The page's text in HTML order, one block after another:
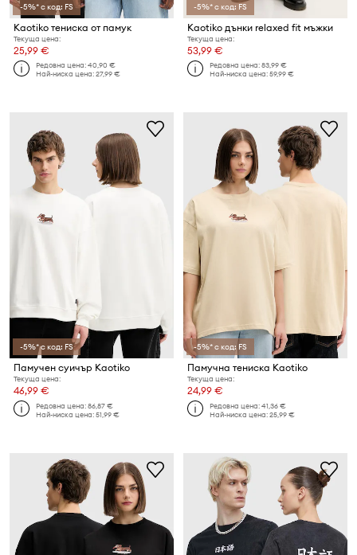
-5%* с код: FS
Kaotiko тениска от памук
Текуща цена:
25,99 €
Редовна цена:40,90 €
Най-ниска цена:27,99 €
-5%* с код: FS
Kaotiko дънки relaxed fit мъжки
Текуща цена:
53,99 €
Редовна цена:83,99 €
Най-ниска цена:59,99 €
-5%* с код: FS
Памучен суичър Kaotiko
Текуща цена:
46,99 €
Редовна цена:86,87 €
Най-ниска цена:51,99 €
-5%* с код: FS
Памучна тениска Kaotiko
Текуща цена:
24,99 €
Редовна цена:41,36 €
Най-ниска цена:25,99 €